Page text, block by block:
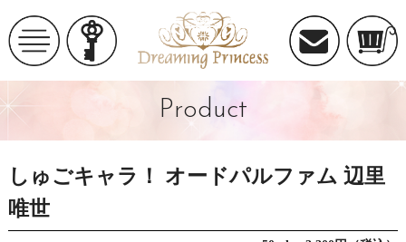
Product
しゅごキャラ！ オードパルファム 辺里
唯世